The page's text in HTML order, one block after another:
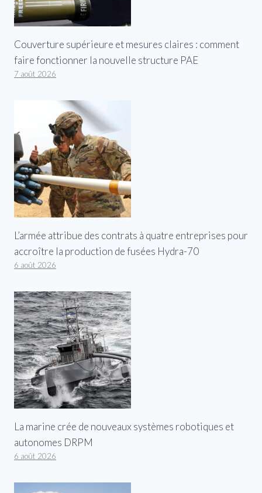
Couverture supérieure et mesures claires : comment
faire fonctionner la nouvelle structure PAE
7 août 2026
L’armée attribue des contrats à quatre entreprises pour
accroître la production de fusées Hydra-70
6 août 2026
La marine crée de nouveaux systèmes robotiques et
autonomes DRPM
6 août 2026